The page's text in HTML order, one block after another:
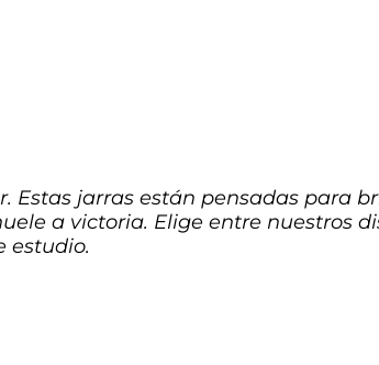
Estas jarras están pensadas para
a victoria. Elige entre nuestros
estudio.